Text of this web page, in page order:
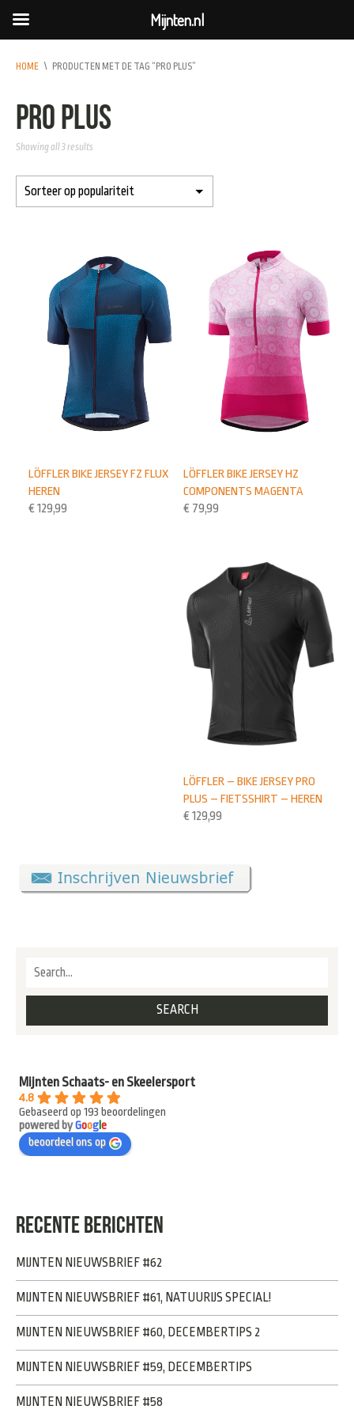
HOME \ PRODUCTEN MET DE TAG “PRO PLUS”
pro plus
Showing all 3 results
LÖFFLER BIKE JERSEY HZ
COMPONENTS MAGENTA
€ 79,99
LÖFFLER BIKE JERSEY FZ FLUX
HEREN
€ 129,99
LÖFFLER – BIKE JERSEY PRO
PLUS – FIETSSHIRT – HEREN
€ 129,99
Mijnten Schaats- en Skeelersport
4.8
Gebaseerd op 193 beoordelingen
powered byGoogle
beoordeel ons op
RECENTE BERICHTEN
MIJNTEN NIEUWSBRIEF #62
MIJNTEN NIEUWSBRIEF #61, NATUURIJS SPECIAL!
MIJNTEN NIEUWSBRIEF #60, DECEMBERTIPS 2
MIJNTEN NIEUWSBRIEF #59, DECEMBERTIPS
MIJNTEN NIEUWSBRIEF #58
Mijnten.nl